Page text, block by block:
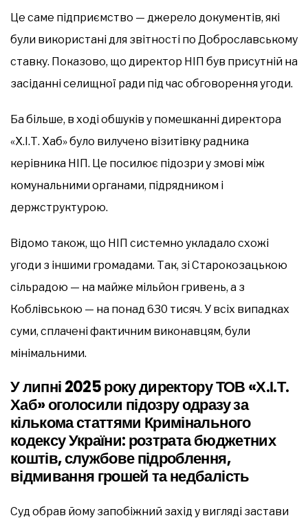
Це саме підприємство — джерело документів, які
були використані для звітності по Доброславському
ставку. Показово, що директор НІП був присутній на
засіданні селищної ради під час обговорення угоди.
Ба більше, в ході обшуків у помешканні директора
«Х.І.Т. Хаб» було вилучено візитівку радника
керівника НІП. Це посилює підозри у змові між
комунальними органами, підрядником і
держструктурою.
Відомо також, що НІП системно укладало схожі
угоди з іншими громадами. Так, зі Старокозацькою
сільрадою — на майже мільйон гривень, а з
Коблівською — на понад 630 тисяч. У всіх випадках
суми, сплачені фактичним виконавцям, були
мінімальними.
У липні 2025 року директору ТОВ «Х.І.Т.
Хаб» оголосили підозру одразу за
кількома статтями Кримінального
кодексу України: розтрата бюджетних
коштів, службове підроблення,
відмивання грошей та недбалість
Суд обрав йому запобіжний захід у вигляді застави